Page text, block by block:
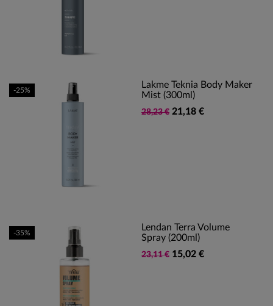
Lakme Teknia Body Maker
Mist (300ml)
28,23 € 21,18 €
-25%
Lendan Terra Volume
Spray (200ml)
23,11 € 15,02 €
-35%